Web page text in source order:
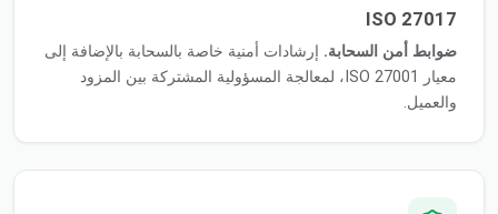
ISO 27017
ضوابط أمن السحابة. إرشادات أمنية خاصة بالسحابة بالإضافة إلى
معيار ISO 27001، لمعالجة المسؤولية المشتركة بين المزود
والعميل.